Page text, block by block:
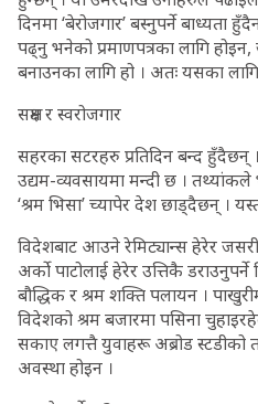
दिनमा ‘बेरोजगार’ बस्नुपर्ने बाध्यता
पढ्नु भनेको प्रमाणपत्रका लागि
बनाउनका लागि हो । अतः यसका
सक्षम र स्वरोजगार
सहरका सटरहरु प्रतिदिन बन्द हुँदैछन्
उद्यम-व्यवसायमा मन्दी छ । तथ्यांकले
‘श्रम भिसा’ च्यापेर देश छाड्दैछन् ।
विदेशबाट आउने रेमिट्यान्स हेरेर
अर्को पाटोलाई हेरेर उत्तिकै डराउनुपर्ने
बौद्धिक र श्रम शक्ति पलायन ।
विदेशको श्रम बजारमा पसिना
सकाए लगत्तै युवाहरू अब्रोड स्टडीको
अवस्था होइन ।